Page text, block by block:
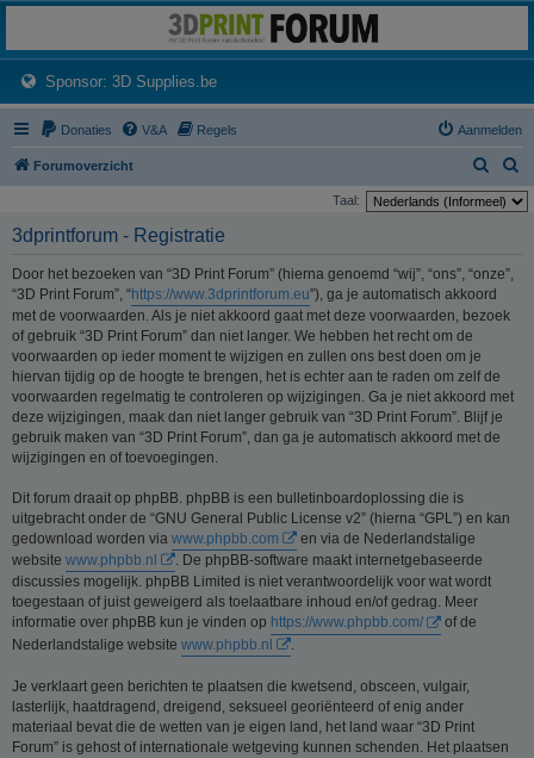
Het 3D print forum van de Benelux na de sluiting van 3dprintforum.nl
Sponsor: 3D Supplies.be(Opens a new tab)
Donaties V&A Regels Aanmelden
Forumoverzicht
o
o
Taal:
3dprintforum - Registratie
Door het bezoeken van “3D Print Forum” (hierna genoemd “wij”, “ons”, “onze”,
“3D Print Forum”, “https://www.3dprintforum.eu”), ga je automatisch akkoord
met de voorwaarden. Als je niet akkoord gaat met deze voorwaarden, bezoek
of gebruik “3D Print Forum” dan niet langer. We hebben het recht om de
voorwaarden op ieder moment te wijzigen en zullen ons best doen om je
hiervan tijdig op de hoogte te brengen, het is echter aan te raden om zelf de
voorwaarden regelmatig te controleren op wijzigingen. Ga je niet akkoord met
deze wijzigingen, maak dan niet langer gebruik van “3D Print Forum”. Blijf je
gebruik maken van “3D Print Forum”, dan ga je automatisch akkoord met de
wijzigingen en of toevoegingen.
Dit forum draait op phpBB. phpBB is een bulletinboardoplossing die is
uitgebracht onder de “GNU General Public License v2” (hierna “GPL”) en kan
gedownload worden via www.phpbb.com
en via de Nederlandstalige
website www.phpbb.nl
. De phpBB-software maakt internetgebaseerde
discussies mogelijk. phpBB Limited is niet verantwoordelijk voor wat wordt
toegestaan of juist geweigerd als toelaatbare inhoud en/of gedrag. Meer
informatie over phpBB kun je vinden op https://www.phpbb.com/
of de
Nederlandstalige website www.phpbb.nl
Je verklaart geen berichten te plaatsen die kwetsend, obsceen, vulgair,
lasterlijk, haatdragend, dreigend, seksueel georiënteerd of enig ander
materiaal bevat die de wetten van je eigen land, het land waar “3D Print
Forum” is gehost of internationale wetgeving kunnen schenden. Het plaatsen